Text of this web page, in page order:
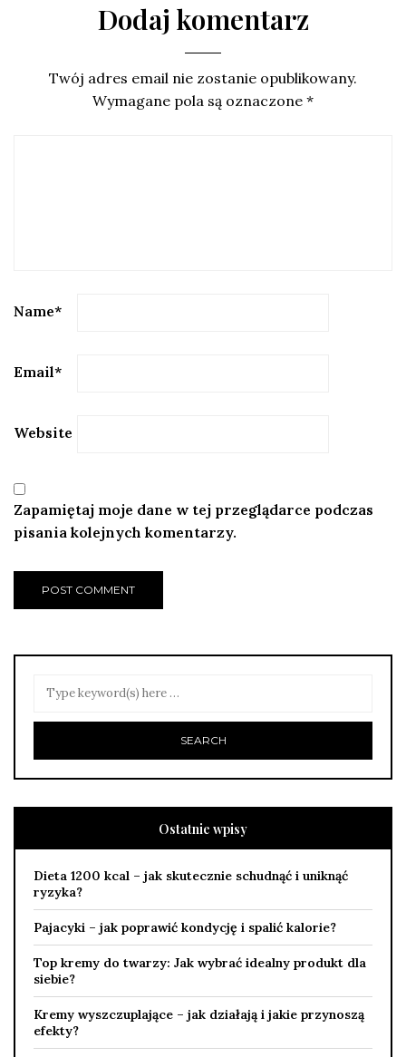
Dodaj komentarz
Twój adres email nie zostanie opublikowany.
Wymagane pola są oznaczone *
Name*
Email*
Website
Zapamiętaj moje dane w tej przeglądarce podczas
pisania kolejnych komentarzy.
Ostatnie wpisy
Dieta 1200 kcal – jak skutecznie schudnąć i uniknąć
ryzyka?
Pajacyki – jak poprawić kondycję i spalić kalorie?
Top kremy do twarzy: Jak wybrać idealny produkt dla
siebie?
Kremy wyszczuplające – jak działają i jakie przynoszą
efekty?